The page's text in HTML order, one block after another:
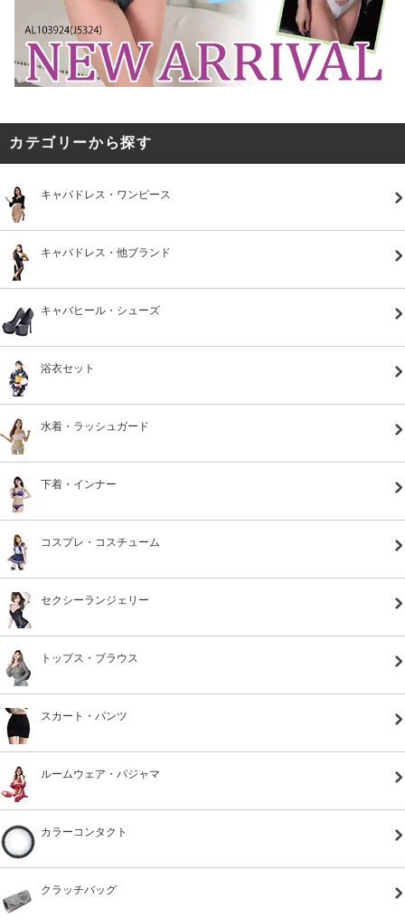
カテゴリーから探す
キャバドレス・ワンピース
キャバドレス・他ブランド
キャバヒール・シューズ
浴衣セット
水着・ラッシュガード
下着・インナー
コスプレ・コスチューム
セクシーランジェリー
トップス・ブラウス
スカート・パンツ
ルームウェア・パジャマ
カラーコンタクト
クラッチバッグ